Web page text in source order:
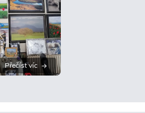
Přečíst víc